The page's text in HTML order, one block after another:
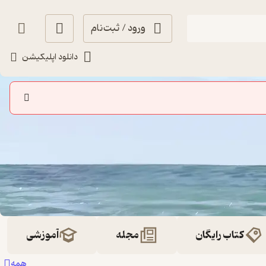
ورود / ثبت‌نام
دانلود اپلیکیشن
کتاب رایگان مجله آموزشی